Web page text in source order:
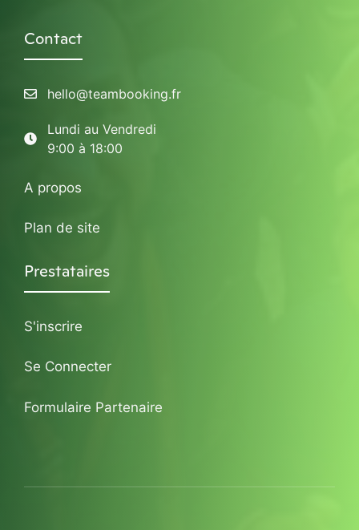
Contact
hello@teambooking.fr
Lundi au Vendredi
9:00 à 18:00
A propos
Plan de site
Prestataires
S'inscrire
Se Connecter
Formulaire Partenaire